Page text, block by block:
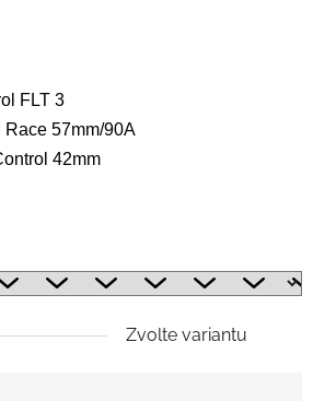
FLT 3
Race 57mm/90A
42mm
Zvolte variantu